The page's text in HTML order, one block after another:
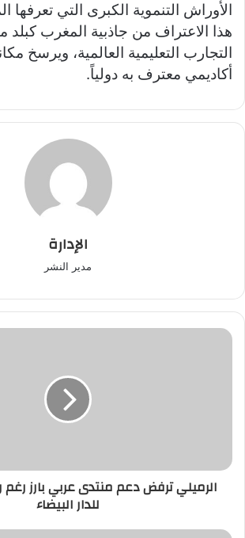
الأوراش التنموية الكبرى التي تعرفها
هذا الاعتراف من جاذبية المغرب كبلد
التجارب التعليمية العالمية، ويرسخ
أكاديمي معترف به دولياً.
الإدارة
مدير النشر
الرميلي
وأهميته
للدارالرميلي ترفض دعم منتدى عربي بارز رغم
للدار البيضاء